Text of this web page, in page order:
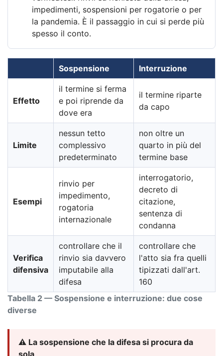
impedimenti, sospensioni per rogatorie o per
la pandemia. È il passaggio in cui si perde più
spesso il conto.
Tabella 2 — Sospensione e interruzione: due cose
diverse
Sospensione Interruzione
Effetto
il termine si ferma
e poi riprende da
dove era
il termine riparte
da capo
Limite
nessun tetto
complessivo
predeterminato
non oltre un
quarto in più del
termine base
Esempi
rinvio per
impedimento,
rogatoria
internazionale
interrogatorio,
decreto di
citazione,
sentenza di
condanna
Verifica
difensiva
controllare che il
rinvio sia davvero
imputabile alla
difesa
controllare che
l'atto sia fra quelli
tipizzati dall'art.
160
⚠️ La sospensione che la difesa si procura da
sola